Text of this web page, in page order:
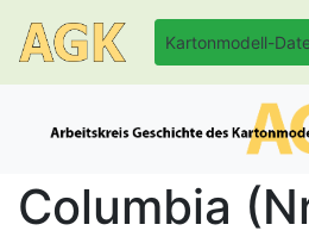
Kartonmodell-
Columbia